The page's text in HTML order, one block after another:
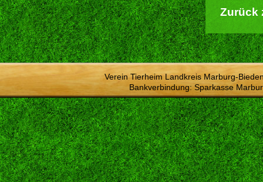
Zurück
Verein Tierheim Landkreis Marburg-
Bankverbindung: Sparkasse